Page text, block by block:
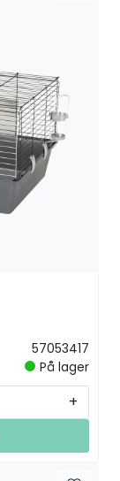
57053417
På lager
+